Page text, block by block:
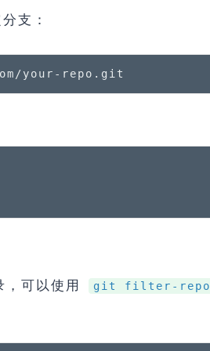
支：
your-repo.git
可以使用 git filter-repo